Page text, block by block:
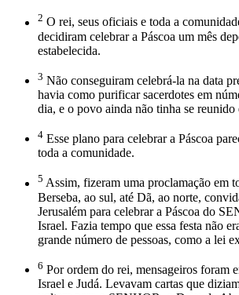
2 O rei, seus oficiais e toda a
decidiram celebrar a Páscoa um mês
estabelecida.
3 Não conseguiram celebrá-la na data
havia como purificar sacerdotes em
dia, e o povo ainda não tinha se reunido
4 Esse plano para celebrar a Páscoa
toda a comunidade.
5 Assim, fizeram uma proclamação em
Berseba, ao sul, até Dã, ao norte,
Jerusalém para celebrar a Páscoa do
Israel. Fazia tempo que essa festa não
grande número de pessoas, como a lei
6 Por ordem do rei, mensageiros foram
Israel e Judá. Levavam cartas que